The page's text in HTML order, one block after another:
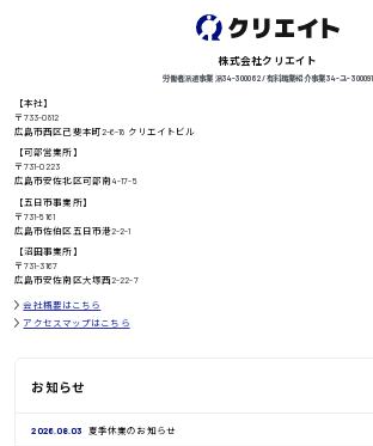
高知県
鳥取県
日給8000円〜
株式会社クリエイト
労働者派遣事業 派34-300062 / 有料職業紹介事業 34-ユ-300091
【本社】
〒733-0812
広島市西区己斐本町2-6-18 クリエイトビル
【可部営業所】
〒731-0223
広島市安佐北区可部南4-17-5
【五日市事業所】
〒731-5161
広島市佐伯区五日市港2-2-1
【沼田事業所】
〒731-3167
広島市安佐南区大塚西2-22-7
会社概要はこちら
アクセスマップはこちら
お知らせ
2026.08.03 夏季休業のお知らせ